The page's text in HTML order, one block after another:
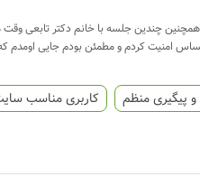
چندین جلسه با خانم دکتر تابعی
امنیت کردم و مطمئن بودم جایی اومدم
پیگیری منظم کاربری مناسب